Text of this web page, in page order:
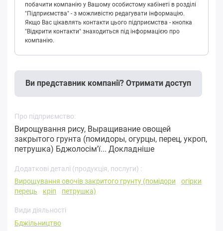
побачити компанію у Вашому особистому кабінеті в розділі
"Підприємства" - з можливістю редагувати інформацію.
Якщо Вас цікавлять контакти цього підприємства - кнопка
"Відкрити контакти" знаходиться під інформацією про
компанію.
Ви представник компанії? Отримати доступ
Про підприємство:
Вирощування рису, Выращивание овощей
закрытого грунта (помидоры, огурцы, перец, укроп,
петрушка) Бджолосім'ї... Докладніше
Додаткові деталі (продукція, послуги) :
Вирощування овочів закритого грунту (помідори
огірки
перець
кріп петрушка)
Види діяльності
Бджільництво